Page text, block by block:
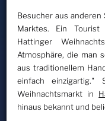
Besucher aus
Marktes. Ein Tourist
Hattinger
Atmosphäre, die man
aus traditionellem
einfach einzigartig."
Weihnachtsmarkt in
hinaus bekannt und